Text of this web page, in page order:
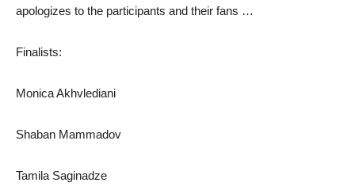
apologizes to the participants and their fans …
Finalists:
Monica Akhvlediani
Shaban Mammadov
Tamila Saginadze